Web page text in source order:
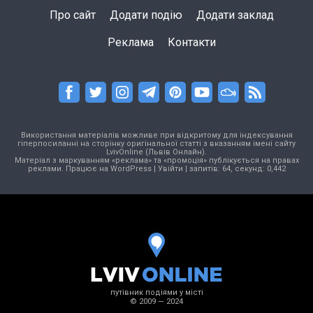
Про сайт Додати подію Додати заклад
Реклама Контакти
Використання матеріалів можливе при відкритому для індексування
гіперпосиланні на сторінку оригінальної статті з вказанням імені сайту
LvivOnline (Львів Онлайн).
Матеріал з маркуванням «реклама» та «промоція» публікується на правах
реклами. Працює на WordPress| Увійти | запитів: 64, секунд: 0,442
путівник подіями у місті
© 2009 — 2024